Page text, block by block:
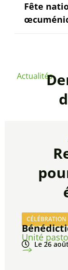
Fête
Actualités
CÉLÉBRATION
Unité
Le 26